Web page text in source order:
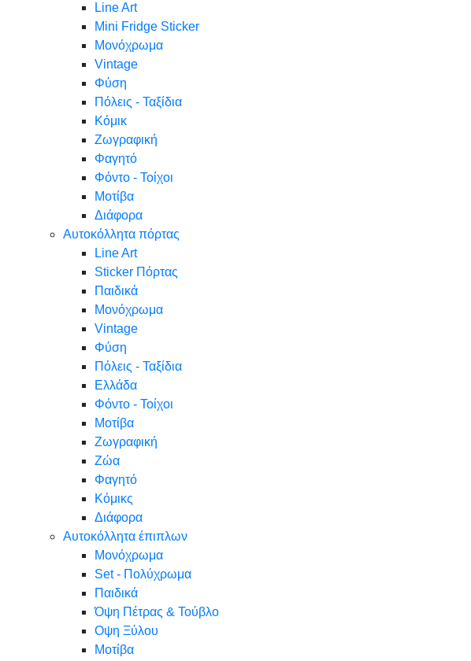
Line Art
Mini Fridge Sticker
Μονόχρωμα
Vintage
Φύση
Πόλεις - Ταξίδια
Κόμικ
Ζωγραφική
Φαγητό
Φόντο - Τοίχοι
Μοτίβα
Διάφορα
Αυτοκόλλητα πόρτας
Line Art
Sticker Πόρτας
Παιδικά
Μονόχρωμα
Vintage
Φύση
Πόλεις - Ταξίδια
Ελλάδα
Φόντο - Τοίχοι
Μοτίβα
Ζωγραφική
Ζώα
Φαγητό
Κόμικς
Διάφορα
Αυτοκόλλητα έπιπλων
Μονόχρωμα
Set - Πολύχρωμα
Παιδικά
Όψη Πέτρας & Τούβλο
Oψη Ξύλου
Μοτίβα